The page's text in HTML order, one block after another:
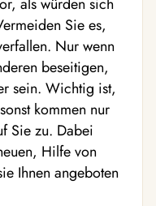
als würden sich
Sie es,
Nur wenn
beseitigen,
sein. Wichtig ist,
kommen nur
Sie zu. Dabei
Hilfe von
Ihnen angeboten